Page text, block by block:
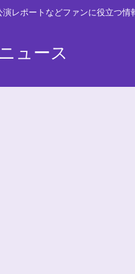
レポートなどファンに役立つ情
ュース